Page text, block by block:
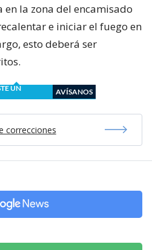
la zona del encamisado
e iniciar el fuego en
esto deberá ser
UN
AVÍSANOS
correcciones